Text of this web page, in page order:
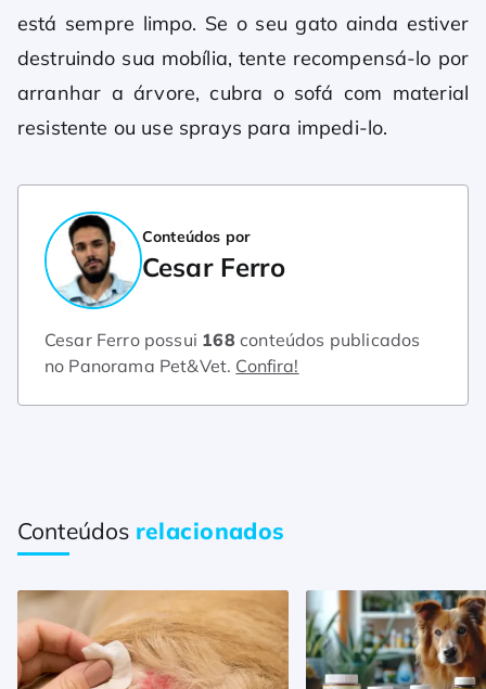
está sempre limpo. Se o seu gato ainda estiver
destruindo sua mobília, tente recompensá-lo por
arranhar a árvore, cubra o sofá com material
resistente ou use sprays para impedi-lo.
Conteúdos por
Cesar Ferro
Cesar Ferro possui 168 conteúdos publicados
no Panorama Pet&Vet. Confira!
Conteúdos relacionados